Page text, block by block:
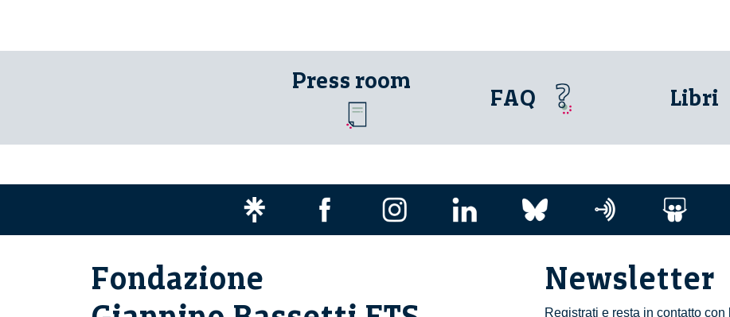
Press room
FAQ Libri
Newsletter
Registrati e resta in contatto
Fondazione